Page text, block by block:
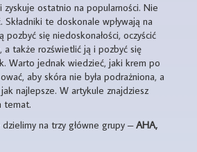
zyskuje ostatnio na popularności. Nie
Składniki te doskonale wpływają na
pozbyć się niedoskonałości, oczyścić
a także rozświetlić ją i pozbyć się
Warto jednak wiedzieć, jaki krem po
aby skóra nie była podrażniona, a
najlepsze. W artykule znajdziesz
temat.
na trzy główne grupy –AHA,